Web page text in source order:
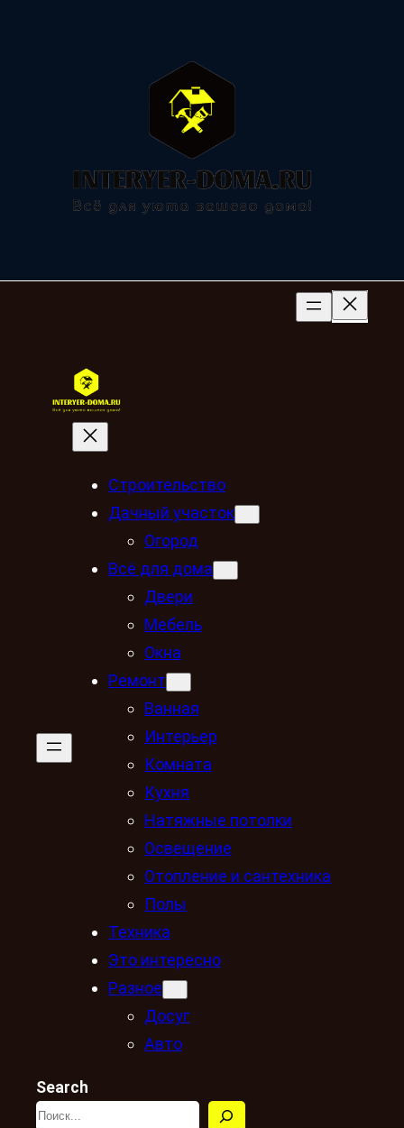
Строительство
Дачный участок
Огород
Всё для дома
Двери
Мебель
Окна
Ремонт
Ванная
Интерьер
Комната
Кухня
Натяжные потолки
Освещение
Отопление и сантехника
Полы
Техника
Это интересно
Разное
Досуг
Авто
Search